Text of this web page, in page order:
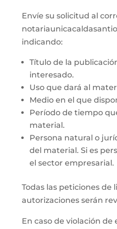
Envíe su solicitud al
indicando:
Título de la
interesado.
Uso que dará al
Medio en el que
Período de tiempo
material.
Persona natural o
del material. Si es
el sector empresarial.
Todas las peticiones de
autorizaciones serán
En caso de violación de